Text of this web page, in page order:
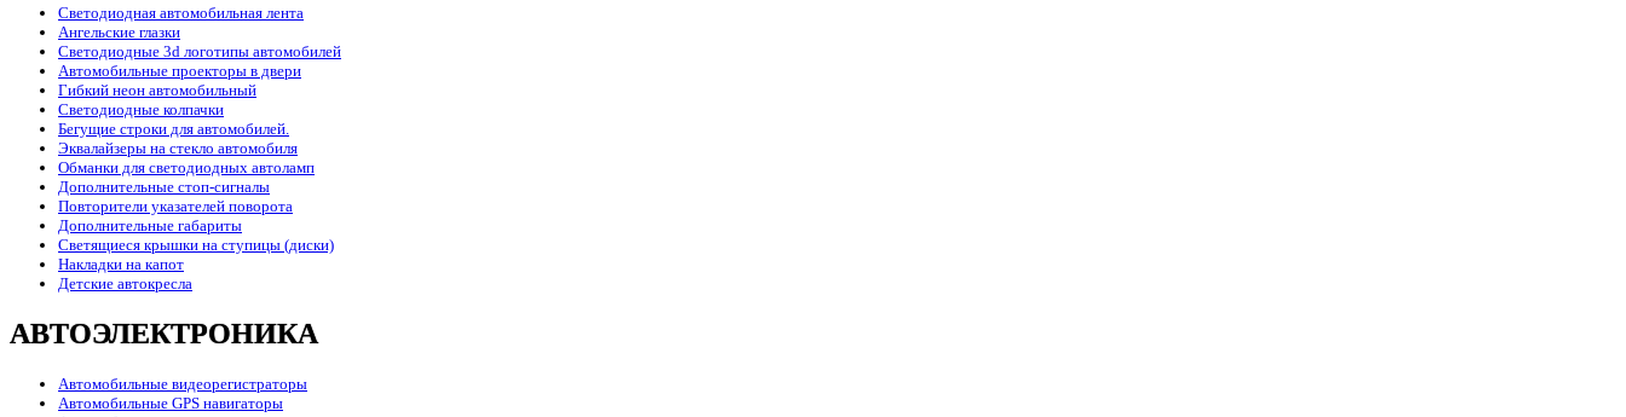
Светодиодная автомобильная лента
Ангельские глазки
Светодиодные 3d логотипы автомобилей
Автомобильные проекторы в двери
Гибкий неон автомобильный
Светодиодные колпачки
Бегущие строки для автомобилей.
Эквалайзеры на стекло автомобиля
Обманки для светодиодных автоламп
Дополнительные стоп-сигналы
Повторители указателей поворота
Дополнительные габариты
Светящиеся крышки на ступицы (диски)
Накладки на капот
Детские автокресла
АВТОЭЛЕКТРОНИКА
Автомобильные видеорегистраторы
Автомобильные GPS навигаторы